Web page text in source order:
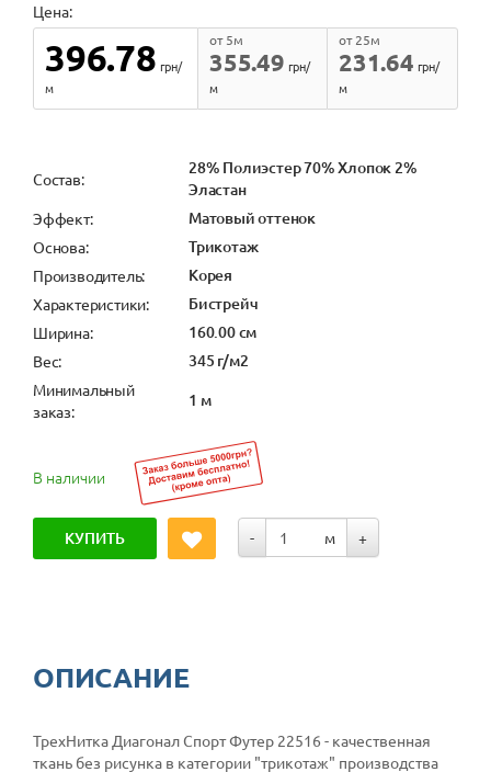
Цена:
396.78 грн/
м
355.49
от 5м
грн/
м
231.64
от 25м
грн/
м
Состав:
28% Полиэстер 70% Хлопок 2%
Эластан
Эффект: Матовый оттенок
Основа: Трикотаж
Производитель: Корея
Характеристики: Бистрейч
Ширина: 160.00 см
Вес: 345 г/м2
Минимальный
заказ:
1 м
В наличии
КУПИТЬ - м +
ОПИСАНИЕ
ТрехНитка Диагонал Спорт Футер 22516 - качественная
ткань без рисунка в категории "трикотаж" производства